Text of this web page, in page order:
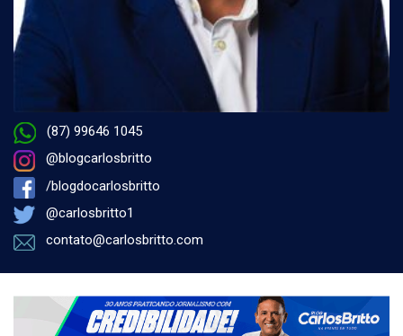
(87) 99646 1045
@blogcarlosbritto
/blogdocarlosbritto
@carlosbritto1
contato@carlosbritto.com